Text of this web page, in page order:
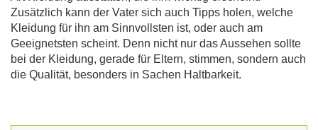
Zusätzlich kann der Vater sich auch Tipps holen, welche
Kleidung für ihn am Sinnvollsten ist, oder auch am
Geeignetsten scheint. Denn nicht nur das Aussehen sollte
bei der Kleidung, gerade für Eltern, stimmen, sondern auch
die Qualität, besonders in Sachen Haltbarkeit.